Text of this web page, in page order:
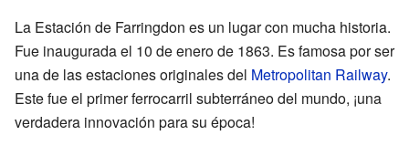
La Estación de Farringdon es un lugar con mucha historia.
Fue inaugurada el 10 de enero de 1863. Es famosa por ser
una de las estaciones originales del Metropolitan Railway.
Este fue el primer ferrocarril subterráneo del mundo, ¡una
verdadera innovación para su época!